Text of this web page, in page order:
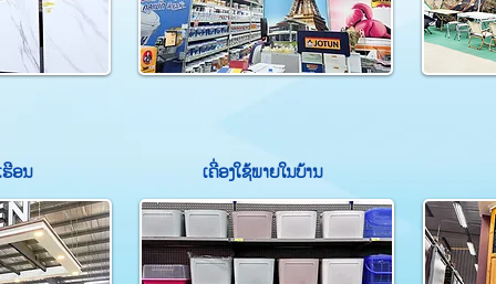
ຮືອນ ເຄື່ອງໃຊ້ພາຍໃນບ້ານ